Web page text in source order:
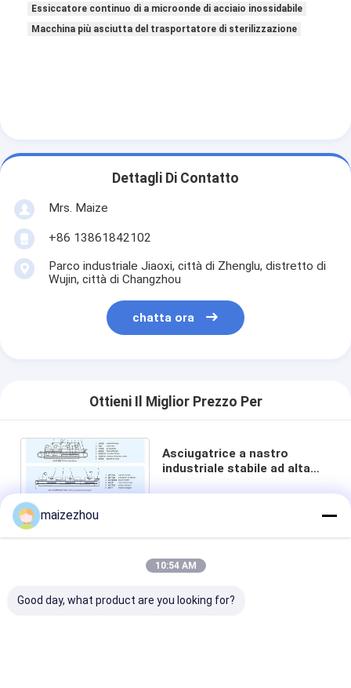
Essiccatore continuo di a microonde di acciaio inossidabile
Macchina più asciutta del trasportatore di sterilizzazione
Dettagli Di Contatto
Mrs. Maize
+86 13861842102
Parco industriale Jiaoxi, città di Zhenglu, distretto di
Wujin, città di Changzhou
chatta ora
Ottieni Il Miglior Prezzo Per
Asciugatrice a nastro
industriale stabile ad alta
chiacchierata
maizezhou
10:54 AM
Good day, what product are you looking for?